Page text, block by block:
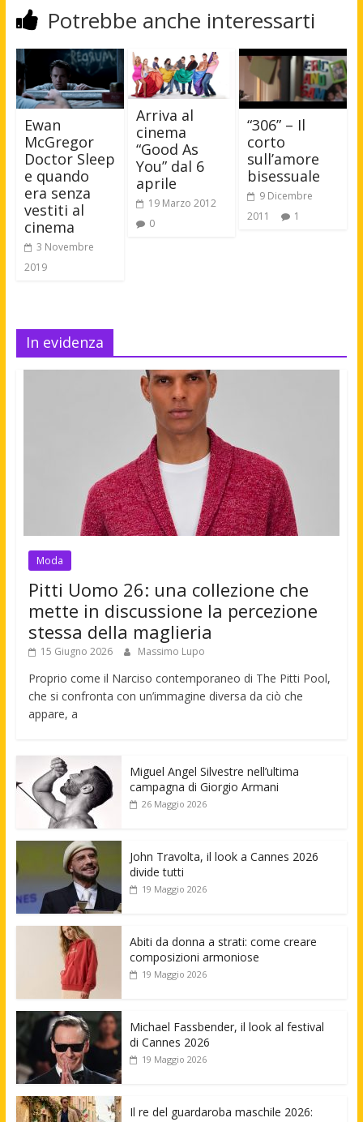
Potrebbe anche interessarti
Ewan
McGregor
Doctor Sleep
e quando
era senza
vestiti al
cinema
3 Novembre
2019
Arriva al
cinema
“Good As
You” dal 6
aprile
19 Marzo 2012
0
“306” – Il
corto
sull’amore
bisessuale
9 Dicembre
2011
1
In evidenza
Moda
Pitti Uomo 26: una collezione che
mette in discussione la percezione
stessa della maglieria
15 Giugno 2026 Massimo Lupo
Proprio come il Narciso contemporaneo di The Pitti Pool,
che si confronta con un’immagine diversa da ciò che
appare, a
Miguel Angel Silvestre nell’ultima
campagna di Giorgio Armani
26 Maggio 2026
John Travolta, il look a Cannes 2026
divide tutti
19 Maggio 2026
Abiti da donna a strati: come creare
composizioni armoniose
19 Maggio 2026
Michael Fassbender, il look al festival
di Cannes 2026
19 Maggio 2026
Il re del guardaroba maschile 2026: